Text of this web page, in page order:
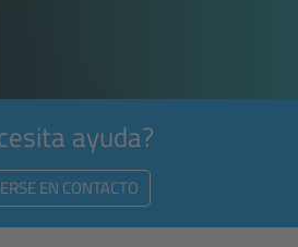
ayuda?
EN CONTACTO